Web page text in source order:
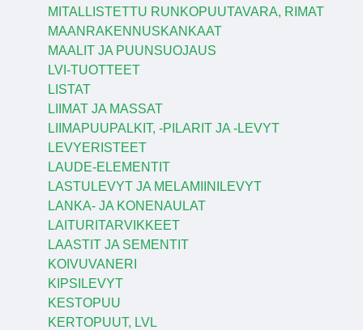
MITALLISTETTU RUNKOPUUTAVARA, RIMAT
MAANRAKENNUSKANKAAT
MAALIT JA PUUNSUOJAUS
LVI-TUOTTEET
LISTAT
LIIMAT JA MASSAT
LIIMAPUUPALKIT, -PILARIT JA -LEVYT
LEVYERISTEET
LAUDE-ELEMENTIT
LASTULEVYT JA MELAMIINILEVYT
LANKA- JA KONENAULAT
LAITURITARVIKKEET
LAASTIT JA SEMENTIT
KOIVUVANERI
KIPSILEVYT
KESTOPUU
KERTOPUUT, LVL